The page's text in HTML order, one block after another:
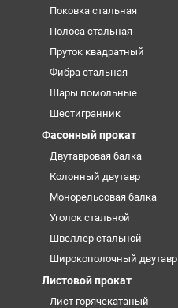
Поковка стальная
Полоса стальная
Пруток квадратный
Фибра стальная
Шары помольные
Шестигранник
Фасонный прокат
Двутавровая балка
Колонный двутавр
Монорельсовая балка
Уголок стальной
Швеллер стальной
Широкополочный двутавр
Листовой прокат
Лист горячекатаный